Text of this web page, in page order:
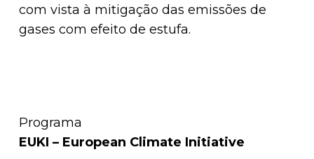
com vista à mitigação das emissões de
gases com efeito de estufa.
Programa
EUKI – European Climate Initiative